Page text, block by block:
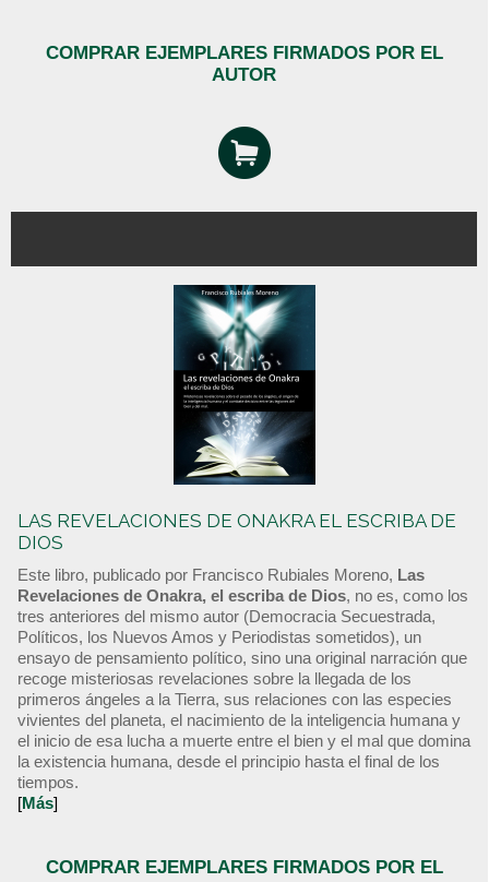
COMPRAR EJEMPLARES FIRMADOS POR EL
AUTOR
LAS REVELACIONES DE ONAKRA EL ESCRIBA DE
DIOS
Este libro, publicado por Francisco Rubiales Moreno, Las
Revelaciones de Onakra, el escriba de Dios, no es, como los
tres anteriores del mismo autor (Democracia Secuestrada,
Políticos, los Nuevos Amos y Periodistas sometidos), un
ensayo de pensamiento político, sino una original narración que
recoge misteriosas revelaciones sobre la llegada de los
primeros ángeles a la Tierra, sus relaciones con las especies
vivientes del planeta, el nacimiento de la inteligencia humana y
el inicio de esa lucha a muerte entre el bien y el mal que domina
la existencia humana, desde el principio hasta el final de los
tiempos.
[Más]
COMPRAR EJEMPLARES FIRMADOS POR EL